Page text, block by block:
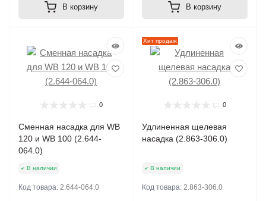
В корзину В корзину
0
Сменная насадка для WB
120 и WB 100 (2.644-
064.0)
В наличии
Код товара: 2.644-064.0
Хит продаж
0
Удлиненная щелевая
насадка (2.863-306.0)
В наличии
Код товара: 2.863-306.0